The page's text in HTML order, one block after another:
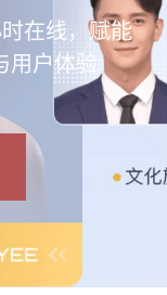
在线，赋能
用户体验